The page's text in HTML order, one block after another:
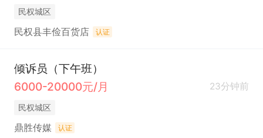
民权城区
民权县丰俭百货店 认证
倾诉员（下午班）
6000-20000元/月
23分钟前
民权城区
鼎胜传媒 认证